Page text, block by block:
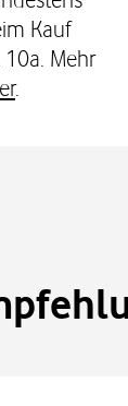
Kauf
10a. Mehr
.
Alle Infos bei